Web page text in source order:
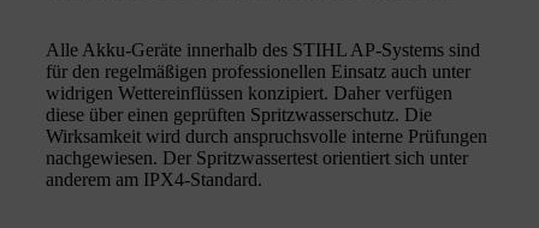
Alle Akku-Geräte innerhalb des STIHL AP-Systems sind
für den regelmäßigen professionellen Einsatz auch unter
widrigen Wettereinflüssen konzipiert. Daher verfügen
diese über einen geprüften Spritzwasserschutz. Die
Wirksamkeit wird durch anspruchsvolle interne Prüfungen
nachgewiesen. Der Spritzwassertest orientiert sich unter
anderem am IPX4-Standard.